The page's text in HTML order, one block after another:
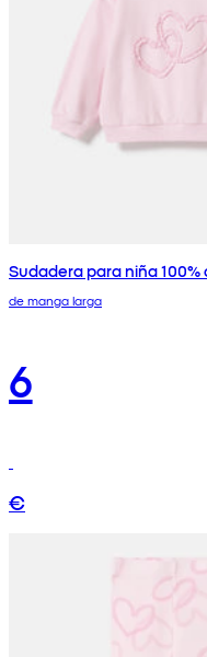
Sudadera para niña 100%
de manga larga
6
€